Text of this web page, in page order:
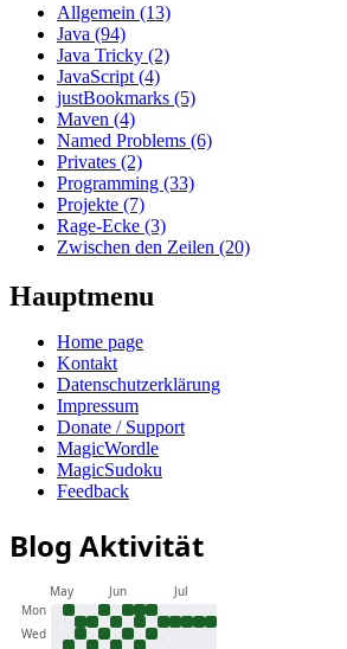
Allgemein (13)
Java (94)
Java Tricky (2)
JavaScript (4)
justBookmarks (5)
Maven (4)
Named Problems (6)
Privates (2)
Programming (33)
Projekte (7)
Rage-Ecke (3)
Zwischen den Zeilen (20)
Hauptmenu
Home page
Kontakt
Datenschutzerklärung
Impressum
Donate / Support
MagicWordle
MagicSudoku
Feedback
Blog Aktivität
May Jun
Jul
Mon
Wed